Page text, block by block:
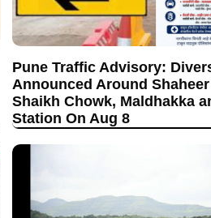
Pune Traffic Advisory:
Announced Around
Shaikh Chowk, Maldhakka
Station On Aug 8